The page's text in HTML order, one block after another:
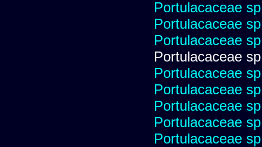
Portulacaceae
Portulacaceae
Portulacaceae
Portulacaceae
Portulacaceae
Portulacaceae
Portulacaceae
Portulacaceae
Portulacaceae